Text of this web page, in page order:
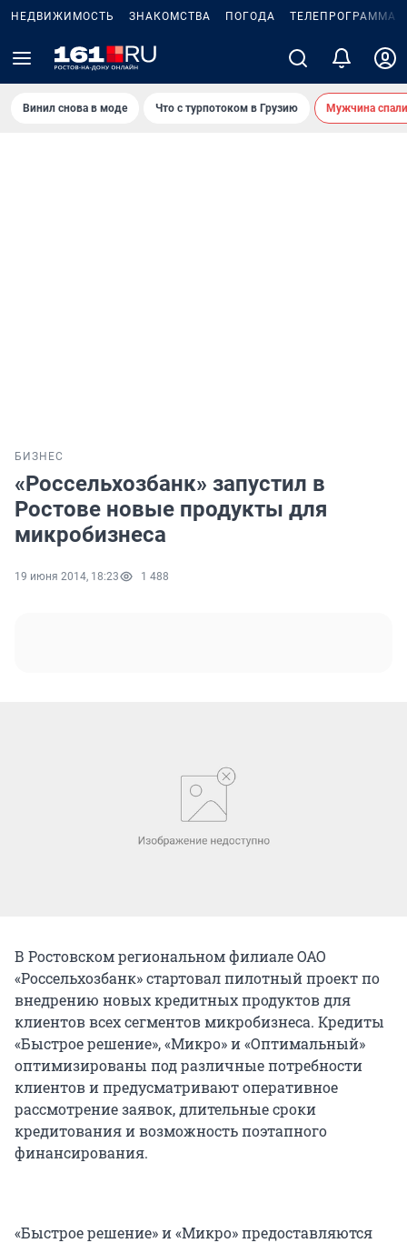
НЕДВИЖИМОСТЬ ЗНАКОМСТВА ПОГОДА ТЕЛЕПРОГРАММА
Винил снова в моде Что с турпотоком в Грузию Мужчина
БИЗНЕС
«Россельхозбанк» запустил в
Ростове новые продукты для
микробизнеса
19 июня 2014, 18:23 1 488
В Ростовском региональном филиале ОАО
«Россельхозбанк» стартовал пилотный проект по
внедрению новых кредитных продуктов для
клиентов всех сегментов микробизнеса. Кредиты
«Быстрое решение», «Микро» и «Оптимальный»
оптимизированы под различные потребности
клиентов и предусматривают оперативное
рассмотрение заявок, длительные сроки
кредитования и возможность поэтапного
финансирования.
«Быстрое решение» и «Микро» предоставляются